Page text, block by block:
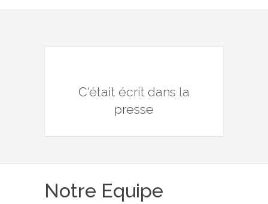
C'était écrit dans la
presse
Notre Equipe